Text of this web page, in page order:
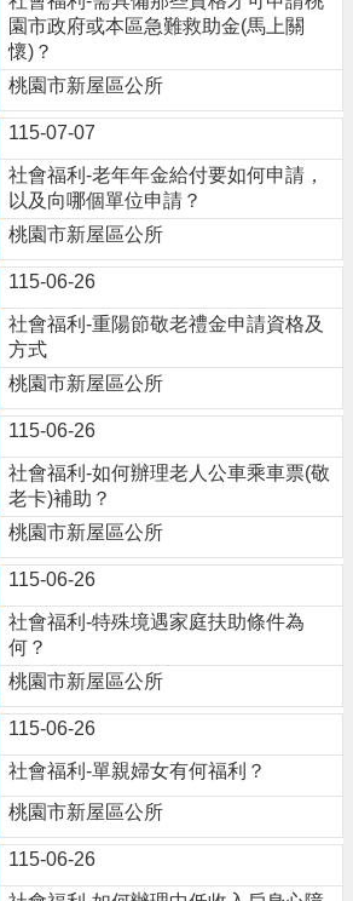
園市政府或本區急難救助金(馬上關
懷)？
桃園市新屋區公所
115-07-07
社會福利-老年年金給付要如何申請，
以及向哪個單位申請？
桃園市新屋區公所
115-06-26
社會福利-重陽節敬老禮金申請資格及
方式
桃園市新屋區公所
115-06-26
社會福利-如何辦理老人公車乘車票(敬
老卡)補助？
桃園市新屋區公所
115-06-26
社會福利-特殊境遇家庭扶助條件為
何？
桃園市新屋區公所
115-06-26
社會福利-單親婦女有何福利？
桃園市新屋區公所
115-06-26